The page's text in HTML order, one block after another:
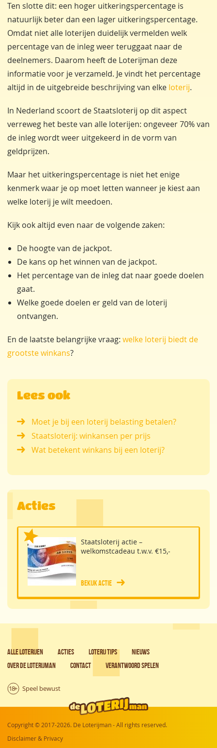
Ten slotte dit: een hoger uitkeringspercentage is
natuurlijk beter dan een lager uitkeringspercentage.
Omdat niet alle loterijen duidelijk vermelden welk
percentage van de inleg weer teruggaat naar de
deelnemers. Daarom heeft de Loterijman deze
informatie voor je verzameld. Je vindt het percentage
altijd in de uitgebreide beschrijving van elke loterij.
In Nederland scoort de Staatsloterij op dit aspect
verreweg het beste van alle loterijen: ongeveer 70% van
de inleg wordt weer uitgekeerd in de vorm van
geldprijzen.
Maar het uitkeringspercentage is niet het enige
kenmerk waar je op moet letten wanneer je kiest aan
welke loterij je wilt meedoen.
Kijk ook altijd even naar de volgende zaken:
De hoogte van de jackpot.
De kans op het winnen van de jackpot.
Het percentage van de inleg dat naar goede doelen
gaat.
Welke goede doelen er geld van de loterij
ontvangen.
En de laatste belangrijke vraag: welke loterij biedt de
grootste winkans?
Lees ook
Moet je bij een loterij belasting betalen?
Staatsloterij: winkansen per prijs
Wat betekent winkans bij een loterij?
Acties
Staatsloterij actie –
welkomstcadeau t.w.v. €15,-
Bekijk actie
Alle loterijen Acties Loterij tips
Nieuws
Over de Loterijman
Contact Verantwoord spelen
Copyright © 2017-2026. De Loterijman - All rights reserved.
Disclaimer & Privacy